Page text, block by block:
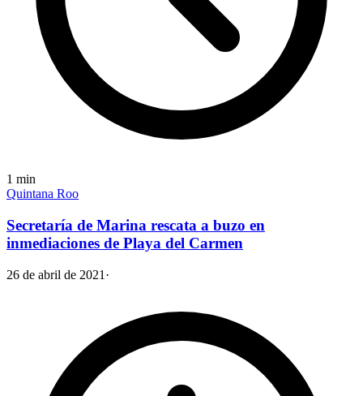
1 min
Quintana Roo
Secretaría de Marina rescata a buzo en
inmediaciones de Playa del Carmen
26 de abril de 2021 ·